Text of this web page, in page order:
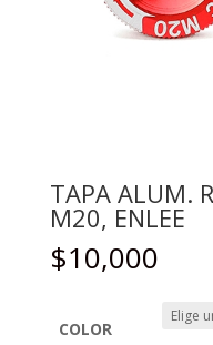
TAPA ALUM.
M20, ENLEE
$10,000
COLOR